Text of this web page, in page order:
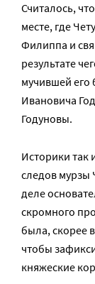
Считалось,
месте, где
Филиппа и
результате
мучившей его
Ивановича
Годуновы.
Историки так
следов мурзы
деле
скромного
была, скорее
чтобы
княжеские